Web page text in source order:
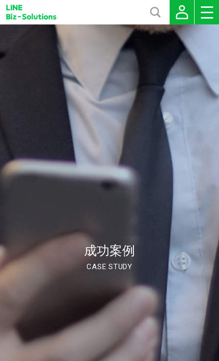
成功案例
CASE STUDY